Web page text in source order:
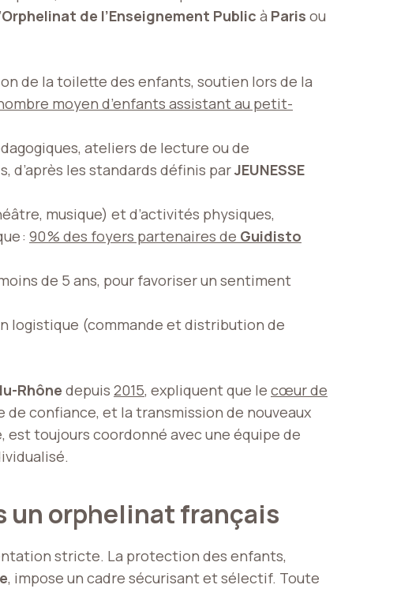
Orphelinat de l’Enseignement Public à Paris ou
de la toilette des enfants, soutien lors de la
moyen d’enfants assistant au petit-
ateliers de lecture ou de
d’après les standards définis parJEUNESSE
musique) et d’activités physiques,
: 90 % des foyers partenaires de Guidisto
de 5 ans, pour favoriser un sentiment
logistique (commande et distribution de
Rhône depuis 2015, expliquent que le cœur de
de confiance, et la transmission de nouveaux
est toujours coordonné avec une équipe de
un orphelinat français
stricte. La protection des enfants,
, impose un cadre sécurisant et sélectif. Toute